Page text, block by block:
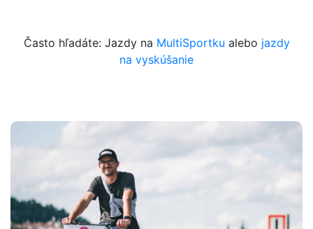
Často hľadáte: Jazdy na MultiSportku alebo jazdy
na vyskúšanie